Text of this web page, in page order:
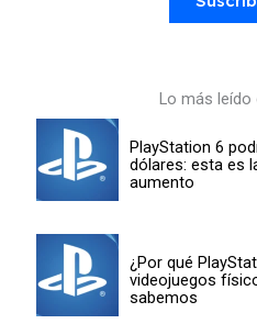
Lo más leído
PlayStation 6
dólares: esta es
aumento
¿Por qué
videojuegos
sabemos